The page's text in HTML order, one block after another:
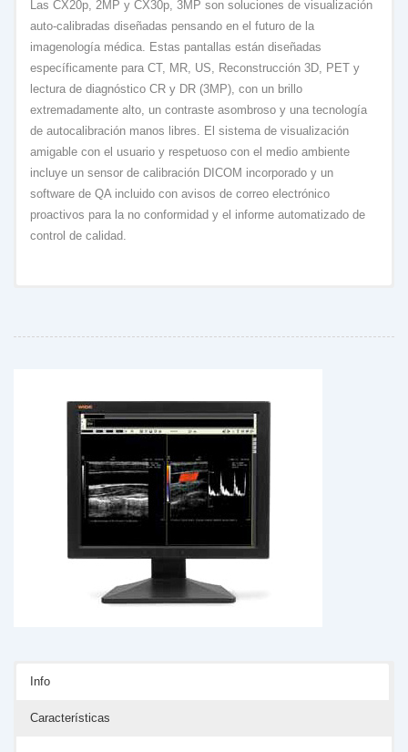
Las CX20p, 2MP y CX30p, 3MP son soluciones de visualización
auto-calibradas diseñadas pensando en el futuro de la
imagenología médica. Estas pantallas están diseñadas
específicamente para CT, MR, US, Reconstrucción 3D, PET y
lectura de diagnóstico CR y DR (3MP), con un brillo
extremadamente alto, un contraste asombroso y una tecnología
de autocalibración manos libres. El sistema de visualización
amigable con el usuario y respetuoso con el medio ambiente
incluye un sensor de calibración DICOM incorporado y un
software de QA incluido con avisos de correo electrónico
proactivos para la no conformidad y el informe automatizado de
control de calidad.
- IQ Sensor® II incorporado para la calibración DICOM
- Control de la orbidad (LUC)
- Control de Ambientes Digitales (DAC)
descargar folleto
Info
Características